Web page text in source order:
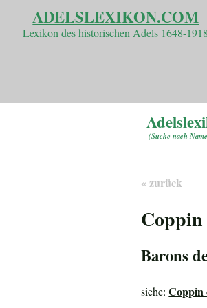
ADELSLEXIKON.COM
Lexikon des historischen Adels 1648-1918
(Suche nach
« zurück
Barons
siehe:Coppin